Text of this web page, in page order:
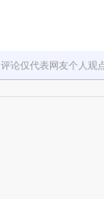
评论仅代表网友个人观